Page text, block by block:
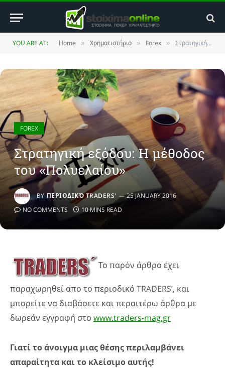
YOU ARE AT: Home » Χρηματιστήριο » Forex » Στρατηγική εξόδου: Η μέθοδος του «Πολυελαίου»
FOREX
Στρατηγική εξόδου: Η μέθοδος
του «Πολυελαίου»
BY ΠΕΡΙΟΔΙΚΌ TRADERS'
25 JANUARY 2016
NO COMMENTS
10 MINS READ
Το παρόν άρθρο έχει
παραχωρηθεί απο το περιοδικό TRADERS’, και
μπορείτε να διαβάσετε και περαιτέρω άρθρα με
δωρεάν εγγραφή στο www.traders-mag.gr
Γιατί το άνοιγμα μιας θέσης περιλαμβάνει
απαραίτητα και το κλείσιμο αυτής!